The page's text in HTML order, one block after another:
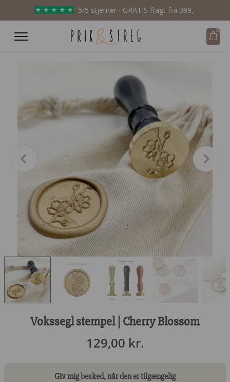
5/5 stjerner ∙ GRATIS fragt fra 399,-
0
Vokssegl stempel | Cherry Blossom
129,00 kr.
Giv mig besked, når den er tilgængelig